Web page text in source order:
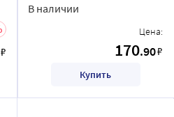
₽
В наличии
Цена:
170.90₽
Купить